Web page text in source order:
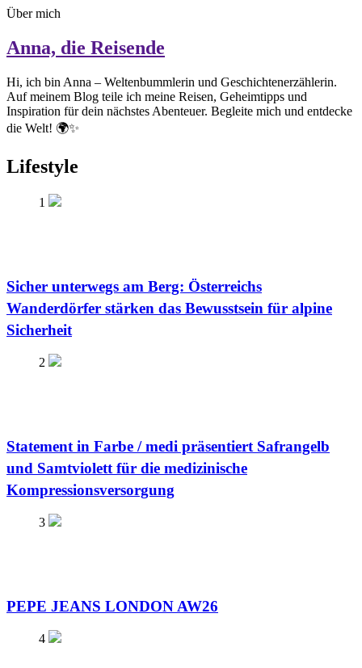
Über mich
Anna, die Reisende
Hi, ich bin Anna – Weltenbummlerin und Geschichtenerzählerin.
Auf meinem Blog teile ich meine Reisen, Geheimtipps und
Inspiration für dein nächstes Abenteuer. Begleite mich und entdecke
die Welt! 🌍✨
Lifestyle
1
Sicher unterwegs am Berg: Österreichs
Wanderdörfer stärken das Bewusstsein für alpine
Sicherheit
2
Statement in Farbe / medi präsentiert Safrangelb
und Samtviolett für die medizinische
Kompressionsversorgung
3
PEPE JEANS LONDON AW26
4